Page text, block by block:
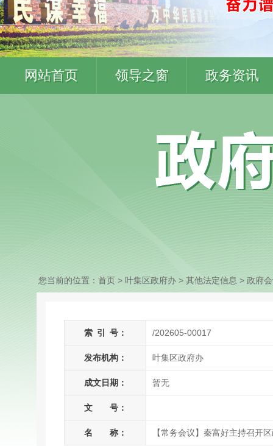
网站首页 领导之窗 政务资讯
您当前的位置： 首页> 叶集区政府办 > 其他法定信息 > 政府
索 引 号： /202605-00017
发布机构： 叶集区政府办
成文日期： 暂无
文 号：
名 称： 【常务会议】秦富好主持召开